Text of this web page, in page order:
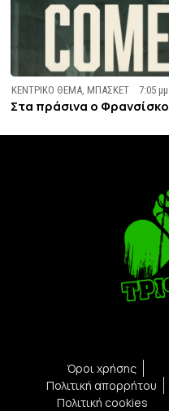
ΚΕΝΤΡΙΚΟ ΘΕΜΑ,ΜΠΑΣΚΕΤ 7:05 μμ
Στα πράσινα ο Φρανσίσκο
Όροι χρήσης
Πολιτική απορρήτου
Πολιτική cookies